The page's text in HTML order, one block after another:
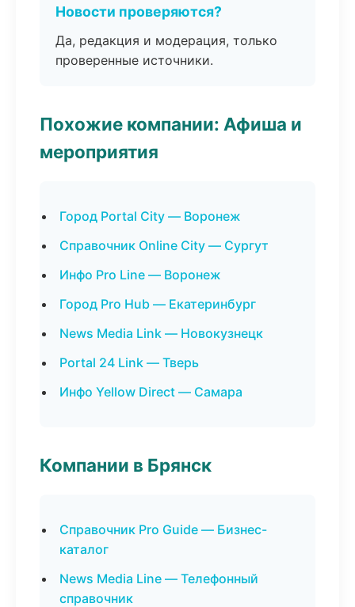
Новости проверяются?
Да, редакция и модерация, только
проверенные источники.
Похожие компании: Афиша и
мероприятия
Город Portal City — Воронеж
Справочник Online City — Сургут
Инфо Pro Line — Воронеж
Город Pro Hub — Екатеринбург
News Media Link — Новокузнецк
Portal 24 Link — Тверь
Инфо Yellow Direct — Самара
Компании в Брянск
Справочник Pro Guide — Бизнес-
каталог
News Media Line — Телефонный
справочник